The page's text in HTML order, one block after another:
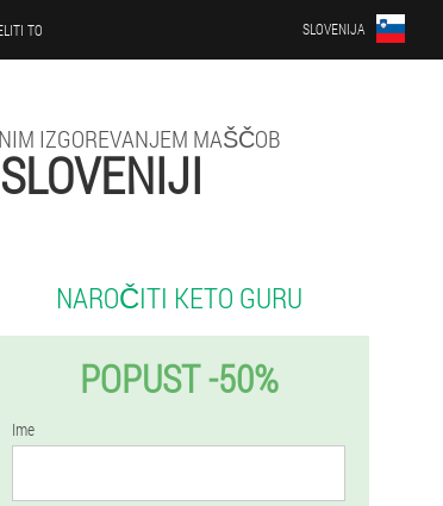
TO SLOVENIJA
IZGOREVANJEM MAŠČOB
NAROČITI KETO GURU
POPUST -50%
Ime